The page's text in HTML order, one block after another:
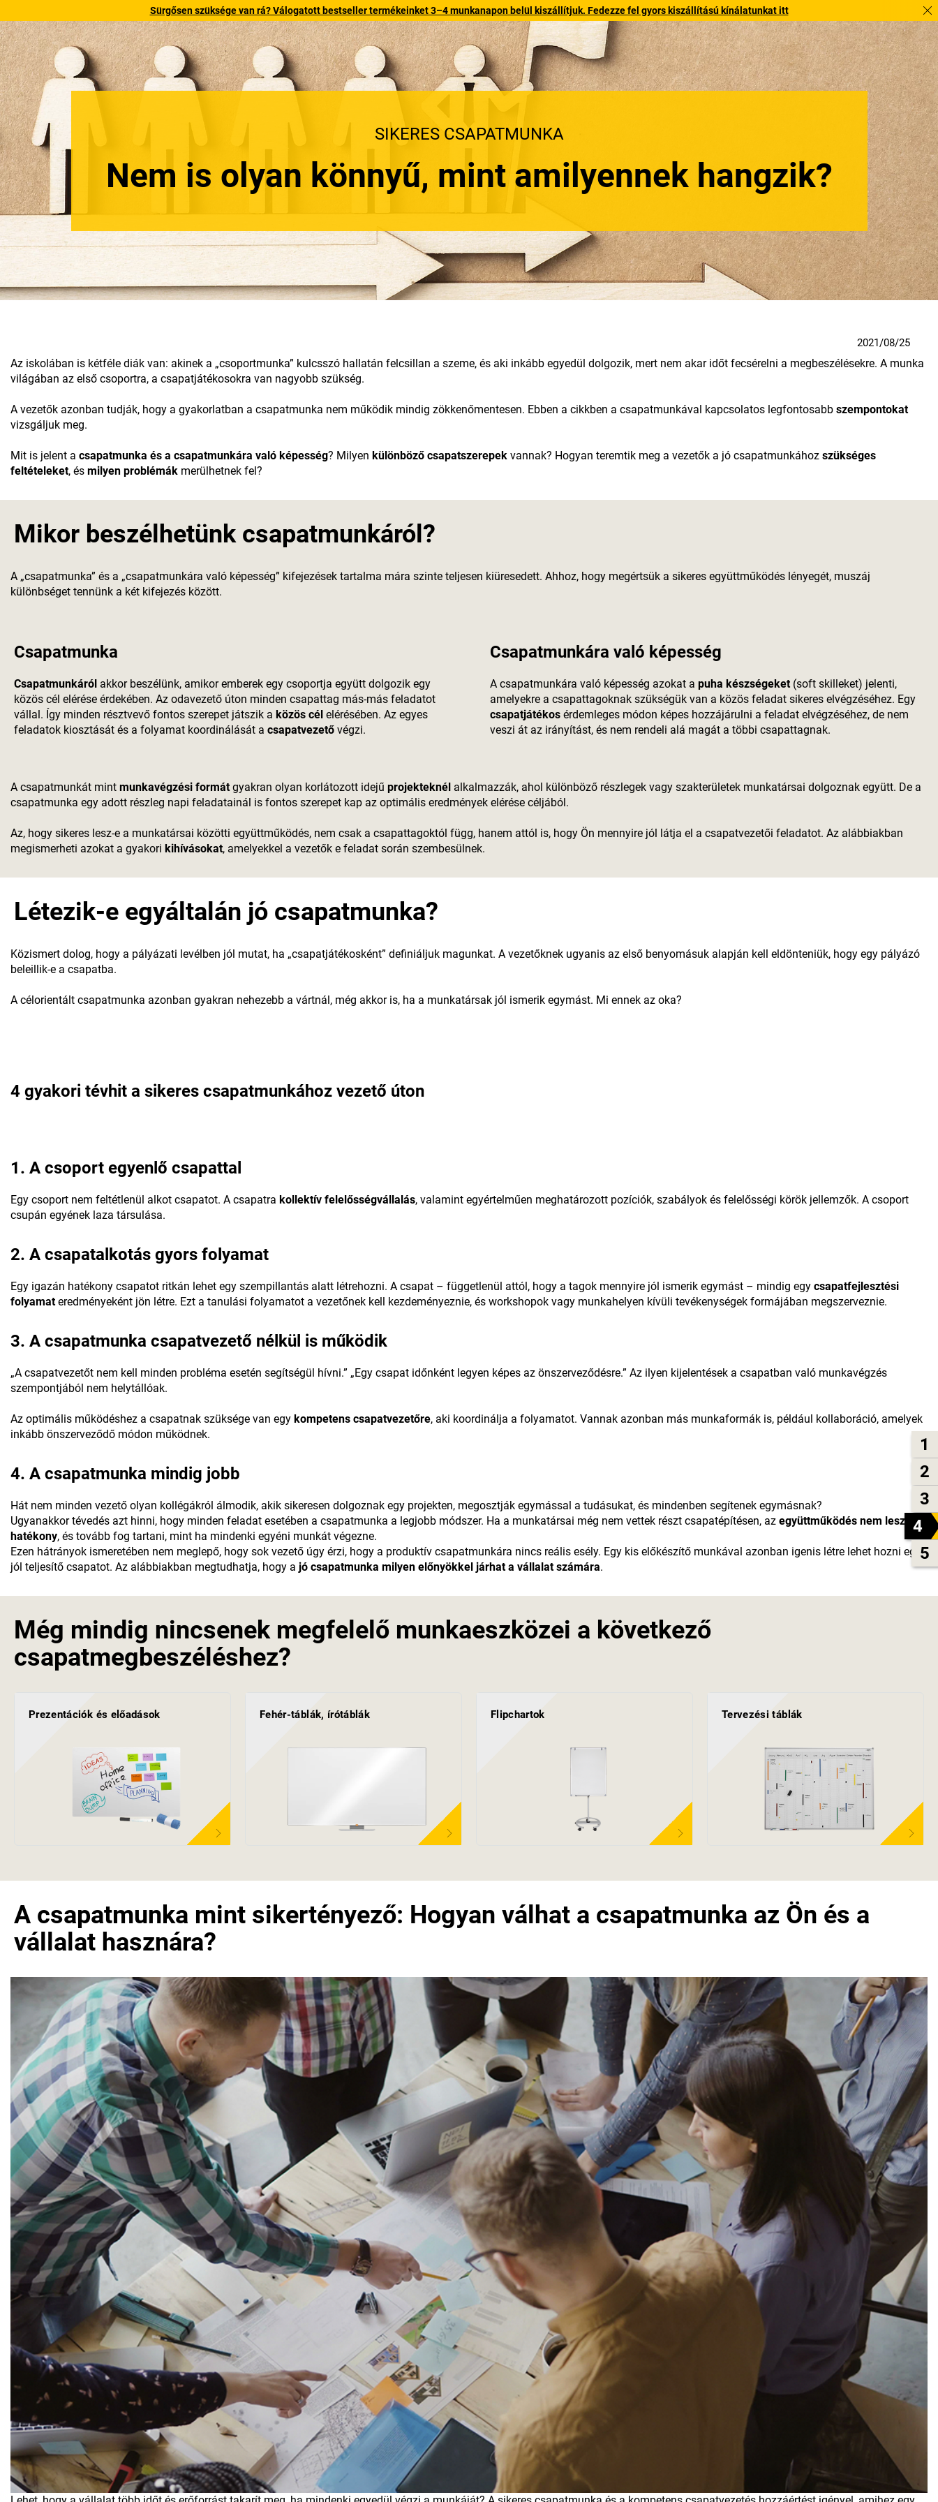
Sürgősen szüksége van rá? Válogatott bestseller termékeinket 3–4 munkanapon belül kiszállítjuk. Fedezze fel gyors kiszállítású kínálatunkat itt
1
2
3
4
5
SIKERES CSAPATMUNKA
Nem is olyan könnyű, mint amilyennek hangzik?
2021/08/25
Az iskolában is kétféle diák van: akinek a „csoportmunka” kulcsszó hallatán felcsillan a szeme, és aki inkább egyedül dolgozik, mert nem akar időt fecsérelni a megbeszélésekre. A munka
világában az első csoportra, a csapatjátékosokra van nagyobb szükség.
A vezetők azonban tudják, hogy a gyakorlatban a csapatmunka nem működik mindig zökkenőmentesen. Ebben a cikkben a csapatmunkával kapcsolatos legfontosabb szempontokat
vizsgáljuk meg.
Mit is jelent a csapatmunka és a csapatmunkára való képesség? Milyen különböző csapatszerepek vannak? Hogyan teremtik meg a vezetők a jó csapatmunkához szükséges
feltételeket, és milyen problémák merülhetnek fel?
Mikor beszélhetünk csapatmunkáról?
A „csapatmunka” és a „csapatmunkára való képesség” kifejezések tartalma mára szinte teljesen kiüresedett. Ahhoz, hogy megértsük a sikeres együttműködés lényegét, muszáj
különbséget tennünk a két kifejezés között.
Csapatmunka
Csapatmunkáról akkor beszélünk, amikor emberek egy csoportja együtt dolgozik egy
közös cél elérése érdekében. Az odavezető úton minden csapattag más-más feladatot
vállal. Így minden résztvevő fontos szerepet játszik a közös cél elérésében. Az egyes
feladatok kiosztását és a folyamat koordinálását a csapatvezető végzi.
Csapatmunkára való képesség
A csapatmunkára való képesség azokat a puha készségeket (soft skilleket) jelenti,
amelyekre a csapattagoknak szükségük van a közös feladat sikeres elvégzéséhez. Egy
csapatjátékos érdemleges módon képes hozzájárulni a feladat elvégzéséhez, de nem
veszi át az irányítást, és nem rendeli alá magát a többi csapattagnak.
A csapatmunkát mint munkavégzési formát gyakran olyan korlátozott idejű projekteknél alkalmazzák, ahol különböző részlegek vagy szakterületek munkatársai dolgoznak együtt. De a
csapatmunka egy adott részleg napi feladatainál is fontos szerepet kap az optimális eredmények elérése céljából.
Az, hogy sikeres lesz-e a munkatársai közötti együttműködés, nem csak a csapattagoktól függ, hanem attól is, hogy Ön mennyire jól látja el a csapatvezetői feladatot. Az alábbiakban
megismerheti azokat a gyakori kihívásokat, amelyekkel a vezetők e feladat során szembesülnek.
Létezik-e egyáltalán jó csapatmunka?
Közismert dolog, hogy a pályázati levélben jól mutat, ha „csapatjátékosként” definiáljuk magunkat. A vezetőknek ugyanis az első benyomásuk alapján kell eldönteniük, hogy egy pályázó
beleillik-e a csapatba.
A célorientált csapatmunka azonban gyakran nehezebb a vártnál, még akkor is, ha a munkatársak jól ismerik egymást. Mi ennek az oka?
4 gyakori tévhit a sikeres csapatmunkához vezető úton
1. A csoport egyenlő csapattal
Egy csoport nem feltétlenül alkot csapatot. A csapatra kollektív felelősségvállalás, valamint egyértelműen meghatározott pozíciók, szabályok és felelősségi körök jellemzők. A csoport
csupán egyének laza társulása.
2. A csapatalkotás gyors folyamat
Egy igazán hatékony csapatot ritkán lehet egy szempillantás alatt létrehozni. A csapat – függetlenül attól, hogy a tagok mennyire jól ismerik egymást – mindig egy csapatfejlesztési
folyamateredményeként jön létre. Ezt a tanulási folyamatot a vezetőnek kell kezdeményeznie, és workshopok vagy munkahelyen kívüli tevékenységek formájában megszerveznie.
3. A csapatmunka csapatvezető nélkül is működik
„A csapatvezetőt nem kell minden probléma esetén segítségül hívni.” „Egy csapat időnként legyen képes az önszerveződésre.” Az ilyen kijelentések a csapatban való munkavégzés
szempontjából nem helytállóak.
Az optimális működéshez a csapatnak szüksége van egy kompetens csapatvezetőre, aki koordinálja a folyamatot. Vannak azonban más munkaformák is, például kollaboráció, amelyek
inkább önszerveződő módon működnek.
4. A csapatmunka mindig jobb
Hát nem minden vezető olyan kollégákról álmodik, akik sikeresen dolgoznak egy projekten, megosztják egymással a tudásukat, és mindenben segítenek egymásnak?
Ugyanakkor tévedés azt hinni, hogy minden feladat esetében a csapatmunka a legjobb módszer. Ha a munkatársai még nem vettek részt csapatépítésen, az együttműködés nem lesz túl
hatékony, és tovább fog tartani, mint ha mindenki egyéni munkát végezne.
Ezen hátrányok ismeretében nem meglepő, hogy sok vezető úgy érzi, hogy a produktív csapatmunkára nincs reális esély. Egy kis előkészítő munkával azonban igenis létre lehet hozni egy
jól teljesítő csapatot. Az alábbiakban megtudhatja, hogy a jó csapatmunka milyen előnyökkel járhat a vállalat számára.
Még mindig nincsenek megfelelő munkaeszközei a következő
csapatmegbeszéléshez?
Prezentációk és előadások Fehér-táblák, írótáblák Flipchartok Tervezési táblák
A csapatmunka mint sikertényező: Hogyan válhat a csapatmunka az Ön és a
vállalat hasznára?